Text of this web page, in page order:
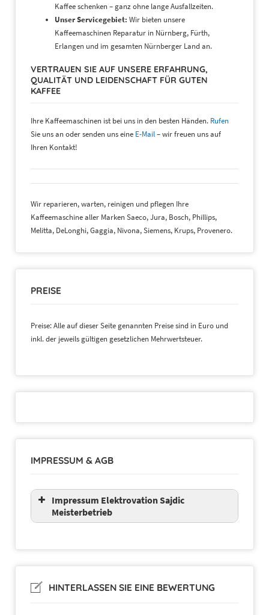
Kaffee schenken – ganz ohne lange Ausfallzeiten.
Unser Servicegebiet: Wir bieten unsere
Kaffeemaschinen Reparatur in Nürnberg, Fürth,
Erlangen und im gesamten Nürnberger Land an.
VERTRAUEN SIE AUF UNSERE ERFAHRUNG,
QUALITÄT UND LEIDENSCHAFT FÜR GUTEN
KAFFEE
Ihre Kaffeemaschinen ist bei uns in den besten Händen. Rufen
Sie uns an oder senden uns eine E-Mail– wir freuen uns auf
Ihren Kontakt!
Wir reparieren, warten, reinigen und pflegen Ihre
Kaffeemaschine aller Marken Saeco, Jura, Bosch, Phillips,
Melitta, DeLonghi, Gaggia, Nivona, Siemens, Krups, Provenero.
PREISE
Preise: Alle auf dieser Seite genannten Preise sind in Euro und
inkl. der jeweils gültigen gesetzlichen Mehrwertsteuer.
IMPRESSUM & AGB
Impressum Elektrovation Sajdic
Meisterbetrieb
HINTERLASSEN SIE EINE BEWERTUNG